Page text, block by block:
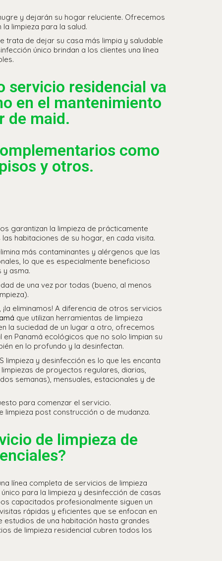
y dejarán su hogar reluciente. Ofrecemos
limpieza para la salud.
trata de dejar su casa más limpia y saludable
único brindan a los clientes una línea
servicio residencial va
en el mantenimiento
de maid.
como
y otros.
garantizan la limpieza de prácticamente
habitaciones de su hogar, en cada visita.
más contaminantes y alérgenos que las
lo que es especialmente beneficioso
y asma.
de una vez por todas (bueno, al menos
eliminamos! A diferencia de otros servicios
que utilizan herramientas de limpieza
la suciedad de un lugar a otro, ofrecemos
en Panamá ecológicos que no solo limpian su
en lo profundo y la desinfectan.
limpieza y desinfección es lo que les encanta
de proyectos regulares, diarias,
semanas), mensuales, estacionales y de
para comenzar el servicio.
post construcción o de mudanza.
de limpieza de
línea completa de servicios de limpieza
para la limpieza y desinfección de casas
capacitados profesionalmente siguen un
rápidas y eficientes que se enfocan en
estudios de una habitación hasta grandes
de limpieza residencial cubren todos los